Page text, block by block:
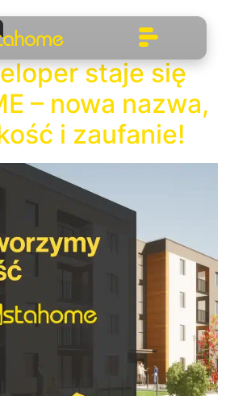
staje się
– nowa nazwa,
i zaufanie!